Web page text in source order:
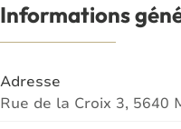
Informations
Adresse
Rue de la Croix 3, 5640